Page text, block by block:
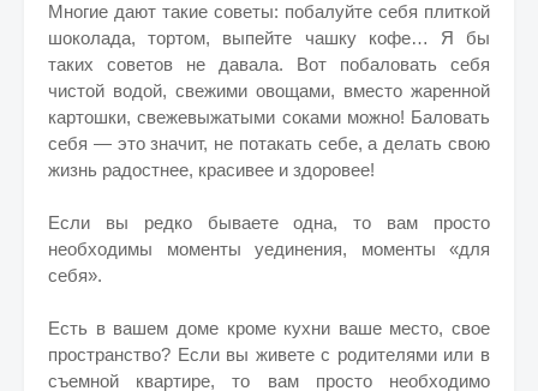
Многие дают такие советы: побалуйте себя плиткой
шоколада, тортом, выпейте чашку кофе… Я бы
таких советов не давала. Вот побаловать себя
чистой водой, свежими овощами, вместо жаренной
картошки, свежевыжатыми соками можно! Баловать
себя — это значит, не потакать себе, а делать свою
жизнь радостнее, красивее и здоровее!
Если вы редко бываете одна, то вам просто
необходимы моменты уединения, моменты «для
себя».
Есть в вашем доме кроме кухни ваше место, свое
пространство? Если вы живете с родителями или в
съемной квартире, то вам просто необходимо